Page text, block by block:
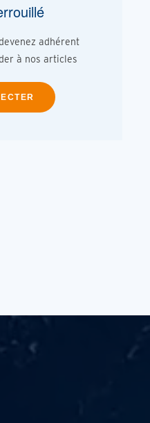
adhérent
à nos articles